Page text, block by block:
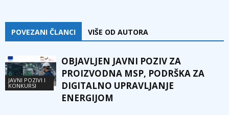
POVEZANI ČLANCI VIŠE OD AUTORA
JAVNI POZIVI I
KONKURSI
OBJAVLJEN JAVNI POZIV ZA
PROIZVODNA MSP, PODRŠKA ZA
DIGITALNO UPRAVLJANJE
ENERGIJOM